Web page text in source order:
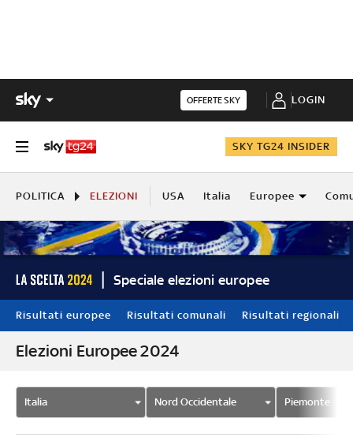
OFFERTE SKY LOGIN
SKY TG24 INSIDER
POLITICA ELEZIONI USA Italia Europee
Speciale elezioni europee
Risultati europee Risultati comunali Risultati regionali
Elezioni Europee 2024
Italia Nord Occidentale Piemonte